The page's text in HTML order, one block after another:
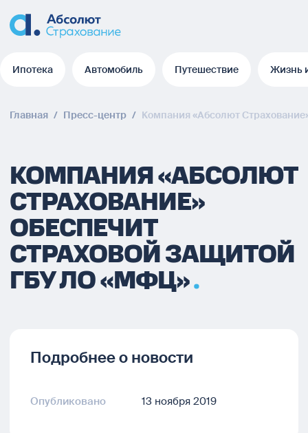
Ипотека Автомобиль Путешествие Жизнь
Главная / Пресс-центр / Компания «Абсолют
КОМПАНИЯ «АБСОЛЮТ
СТРАХОВАНИЕ»
ОБЕСПЕЧИТ
СТРАХОВОЙ ЗАЩИТОЙ
ГБУ ЛО «МФЦ»
Подробнее о новости
Опубликовано 13 ноября 2019